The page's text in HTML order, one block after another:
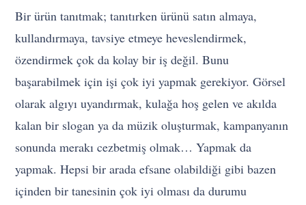
Bir ürün tanıtmak; tanıtırken ürünü satın almaya,
kullandırmaya, tavsiye etmeye heveslendirmek,
özendirmek çok da kolay bir iş değil. Bunu
başarabilmek için işi çok iyi yapmak gerekiyor. Görsel
olarak algıyı uyandırmak, kulağa hoş gelen ve akılda
kalan bir slogan ya da müzik oluşturmak, kampanyanın
sonunda merakı cezbetmiş olmak… Yapmak da
yapmak. Hepsi bir arada efsane olabildiği gibi bazen
içinden bir tanesinin çok iyi olması da durumu